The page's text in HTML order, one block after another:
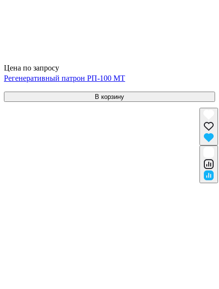
Цена по запросу
Регенеративный патрон РП-100 МТ
В корзину